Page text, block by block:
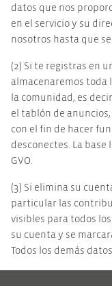
datos que nos
en el servicio y su
nosotros hasta que
(2) Si te registras en
almacenaremos toda
la comunidad, es
el tablón de
con el fin de hacer
desconectes. La base
GVO.
(3) Si elimina su
particular las
visibles para todos
su cuenta y se
Todos los demás